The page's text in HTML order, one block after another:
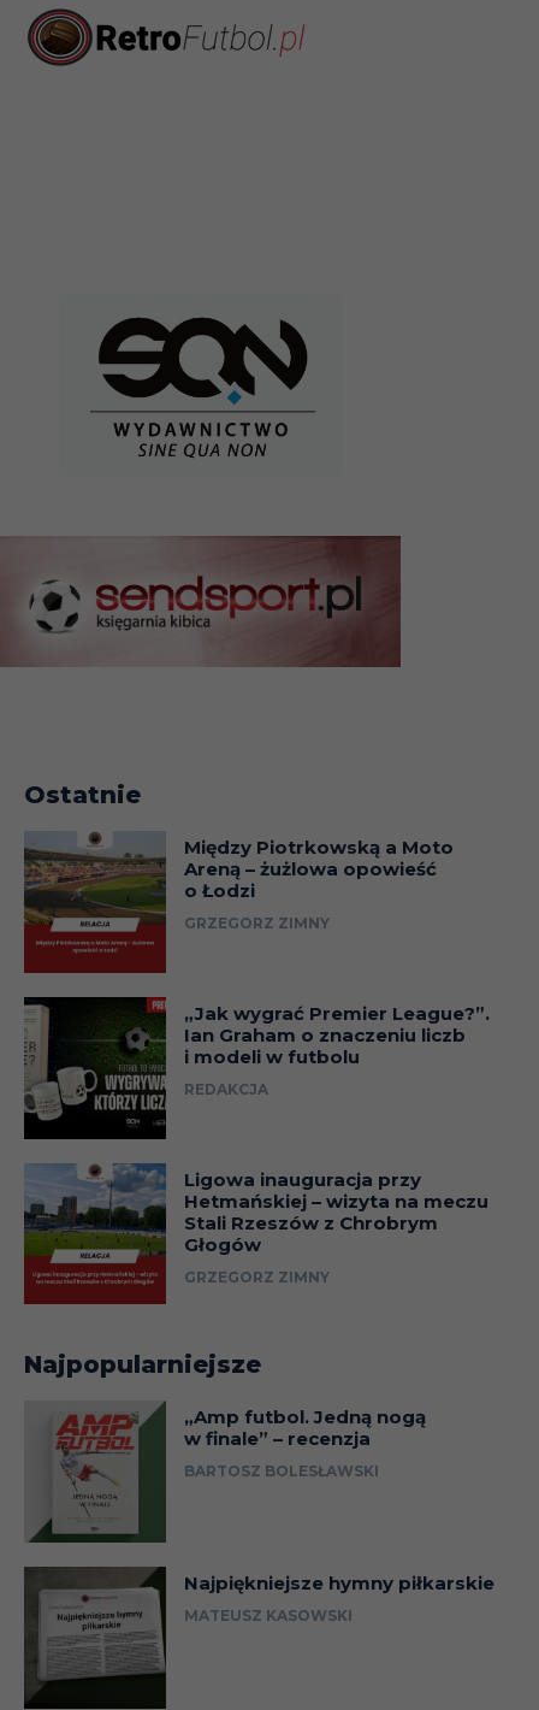
Ostatnie
Między Piotrkowską a Moto
Areną – żużlowa opowieść
o Łodzi
GRZEGORZ ZIMNY
„Jak wygrać Premier League?”.
Ian Graham o znaczeniu liczb
i modeli w futbolu
REDAKCJA
Ligowa inauguracja przy
Hetmańskiej – wizyta na meczu
Stali Rzeszów z Chrobrym
Głogów
GRZEGORZ ZIMNY
Najpopularniejsze
„Amp futbol. Jedną nogą
w finale” – recenzja
BARTOSZ BOLESŁAWSKI
Najpiękniejsze hymny piłkarskie
MATEUSZ KASOWSKI